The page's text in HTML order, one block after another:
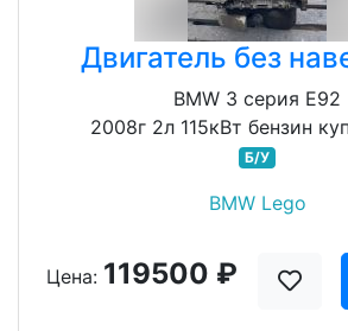
Двигатель без
BMW 3 серия E92
2008г 2л 115кВт бензин
Б/У
BMW Lego
Цена: 119500 ₽